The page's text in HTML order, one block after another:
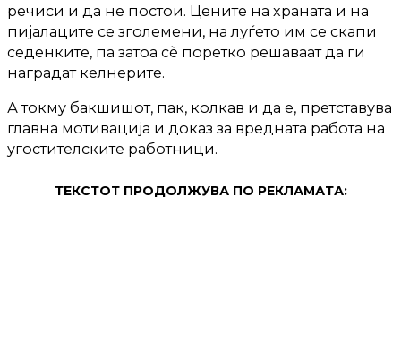
речиси и да не постои. Цените на храната и на
пијалаците се зголемени, на луѓето им се скапи
седенките, па затоа сѐ поретко решаваат да ги
наградат келнерите.
А токму бакшишот, пак, колкав и да е, претставува
главна мотивација и доказ за вредната работа на
угостителските работници.
ТЕКСТОТ ПРОДОЛЖУВА ПО РЕКЛАМАТА: